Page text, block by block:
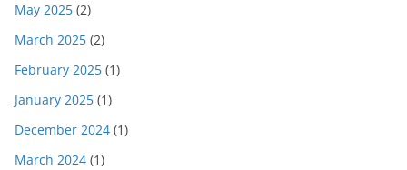
May 2025 (2)
March 2025 (2)
February 2025 (1)
January 2025 (1)
December 2024 (1)
March 2024 (1)